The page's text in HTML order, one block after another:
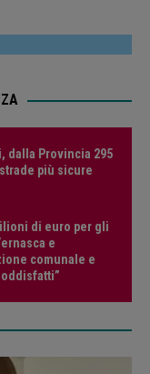
dalla Provincia 295
più sicure
di euro per gli
e
comunale e